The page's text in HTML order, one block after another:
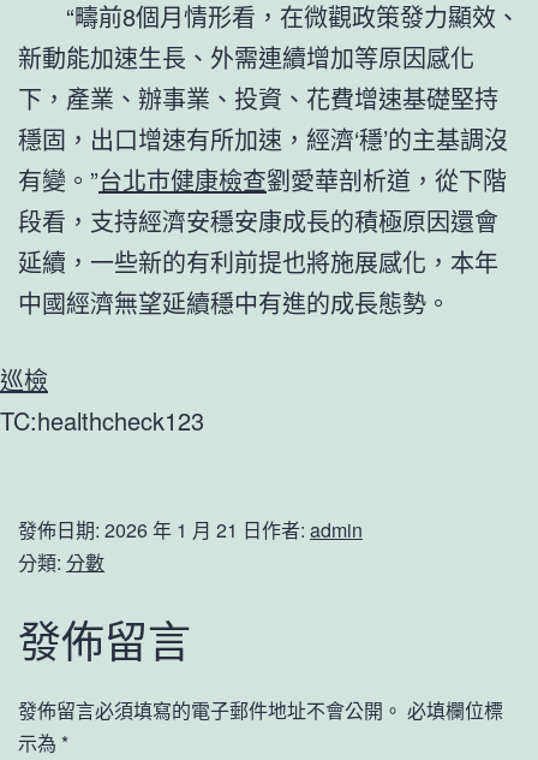
“疇前8個月情形看，在微觀政策發力顯效、
新動能加速生長、外需連續增加等原因感化
下，產業、辦事業、投資、花費增速基礎堅持
穩固，出口增速有所加速，經濟‘穩’的主基調沒
有變。”台北巿健康檢查劉愛華剖析道，從下階
段看，支持經濟安穩安康成長的積極原因還會
延續，一些新的有利前提也將施展感化，本年
中國經濟無望延續穩中有進的成長態勢。
巡檢
TC:healthcheck123
發佈日期: 2026 年 1 月 21 日作者: admin
分類: 分數
發佈留言
發佈留言必須填寫的電子郵件地址不會公開。 必填欄位標
示為 *